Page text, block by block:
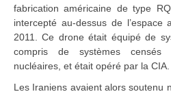
fabrication américaine de type
intercepté au-dessus de l’espace
2011. Ce drone était équipé de
compris de systèmes censés
nucléaires, et était opéré par la CIA.
Les Iraniens avaient alors soutenu